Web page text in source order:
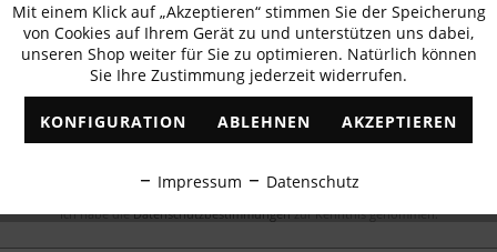
erhalten
✓ Exklusive Angebote ✓ Die aktuellsten Trends
ABONNIEREN
Ich habe dieDatenschutzbestimmungenzur Kenntnis genommen.
Funktionale Aktiv
Marketing Inaktiv
Tracking Inaktiv
Personalisierung Inaktiv
Mit einem Klick auf „Akzeptieren“ stimmen Sie der Speicherung
von Cookies auf Ihrem Gerät zu und unterstützen uns dabei,
unseren Shop weiter für Sie zu optimieren. Natürlich können
Sie Ihre Zustimmung jederzeit widerrufen.
KONFIGURATION ABLEHNEN AKZEPTIEREN
Impressum Datenschutz